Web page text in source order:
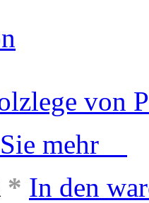
von
mehr
* In den